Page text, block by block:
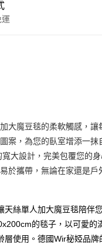
含以上)免運費
大魔豆毯的柔軟觸感，讓
案，為您的臥室增添一抹
大設計，完美包覆您的身
於攜帶，無論在家還是戶
天絲單人加大魔豆毯陪伴
的毯子，以可愛的
層使用。德國Wir秘婭品